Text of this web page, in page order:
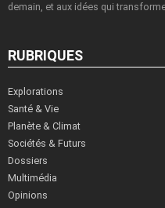
demain, et aux idées qui
RUBRIQUES
Explorations
Santé & Vie
Planète & Climat
Sociétés & Futurs
Dossiers
Multimédia
Opinions